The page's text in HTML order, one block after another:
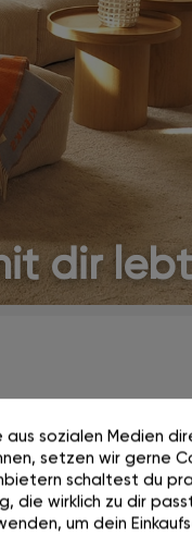
dir lebt
sozialen Medien
setzen wir gerne
schaltest du
die wirklich zu dir
um dein